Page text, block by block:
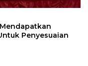
Penyesuaian